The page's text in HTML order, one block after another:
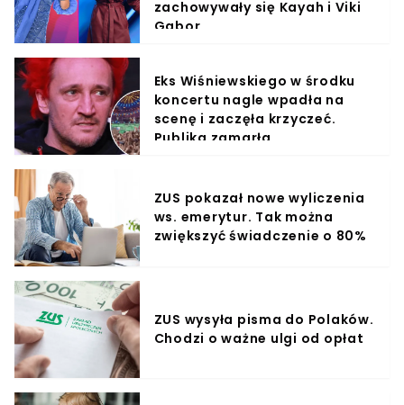
zachowywały się Kayah i Viki
Gabor
Eks Wiśniewskiego w środku
koncertu nagle wpadła na
scenę i zaczęła krzyczeć.
Publika zamarła
ZUS pokazał nowe wyliczenia
ws. emerytur. Tak można
zwiększyć świadczenie o 80%
ZUS wysyła pisma do Polaków.
Chodzi o ważne ulgi od opłat